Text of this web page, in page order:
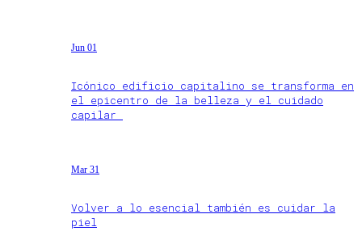
Jun 01
Icónico edificio capitalino se transforma en
el epicentro de la belleza y el cuidado
capilar
Mar 31
Volver a lo esencial también es cuidar la
piel